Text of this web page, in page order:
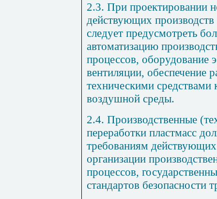
2.3. При проектировании
действующих производств
следует предусмотреть
автоматизацию
процессов, оборудование
вентиляции, обеспечение
техническими средствами
воздушной среды.
2.4. Производственные
переработки пластмасс
требованиям
организации
процессов,
стандартов безопасности